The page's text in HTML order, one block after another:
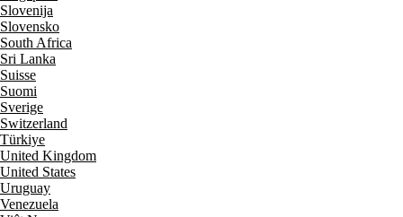
Slovenija
Slovensko
South Africa
Sri Lanka
Suisse
Suomi
Sverige
Switzerland
Türkiye
United Kingdom
United States
Uruguay
Venezuela